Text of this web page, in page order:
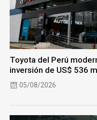
Toyota del Perú
inversión de US$ 536
05/08/2026